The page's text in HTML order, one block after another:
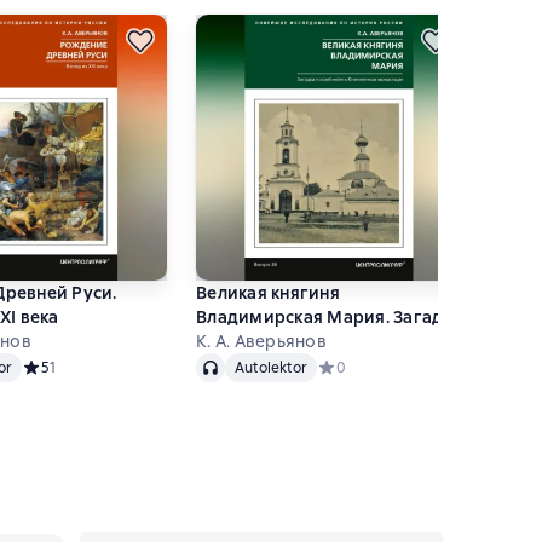
Руси.
века
Средний рейтинг 5 на основе 1 оценок
51
Великая княгиня
Владимирская Мария. Загадка
погребения в Княгинином
монастыре
К. А. Аверьянов
Audio Autolektor
Autolektor Средний рейтинг 0 на основе
0